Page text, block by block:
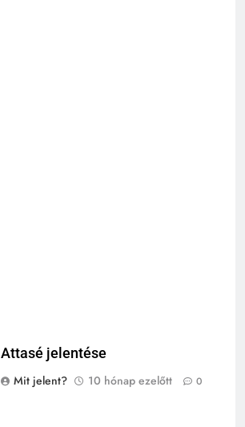
Attasé jelentése
Mit jelent?
10 hónap ezelőtt 0